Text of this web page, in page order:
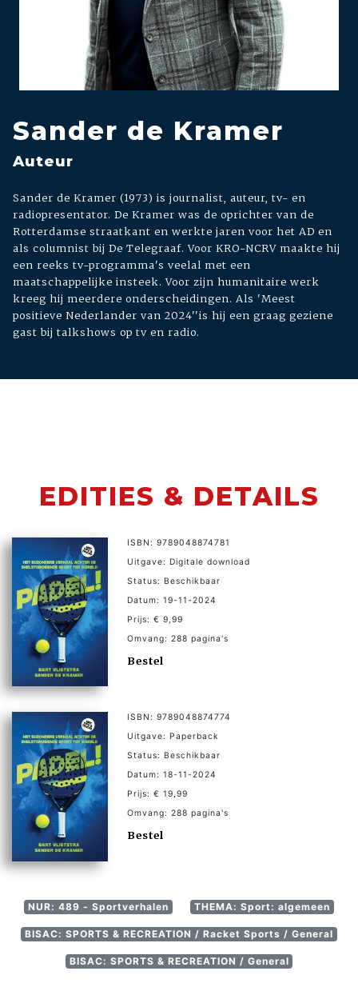
Sander de Kramer
Auteur
Sander de Kramer (1973) is journalist, auteur, tv- en
radiopresentator. De Kramer was de oprichter van de
Rotterdamse straatkant en werkte jaren voor het AD en
als columnist bij De Telegraaf. Voor KRO-NCRV maakte hij
een reeks tv-programma's veelal met een
maatschappelijke insteek. Voor zijn humanitaire werk
kreeg hij meerdere onderscheidingen. Als 'Meest
positieve Nederlander van 2024''is hij een graag geziene
gast bij talkshows op tv en radio.
EDITIES & DETAILS
ISBN: 9789048874781
Uitgave: Digitale download
Status: Beschikbaar
Datum: 19-11-2024
Prijs: € 9,99
Omvang: 288 pagina's
Bestel
ISBN: 9789048874774
Uitgave: Paperback
Status: Beschikbaar
Datum: 18-11-2024
Prijs: € 19,99
Omvang: 288 pagina's
Bestel
NUR: 489 - Sportverhalen THEMA: Sport: algemeen
BISAC: SPORTS & RECREATION / Racket Sports / General
BISAC: SPORTS & RECREATION / General